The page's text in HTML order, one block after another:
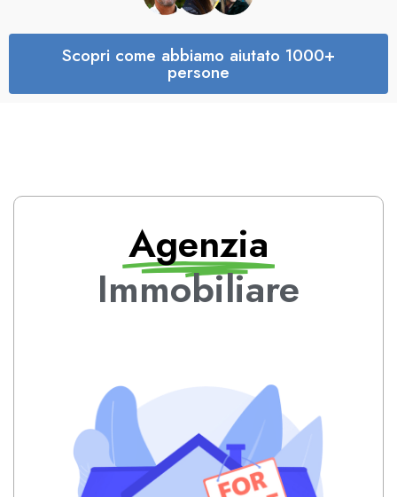
Scopri come abbiamo aiutato 1000+
persone
Agenzia
Immobiliare